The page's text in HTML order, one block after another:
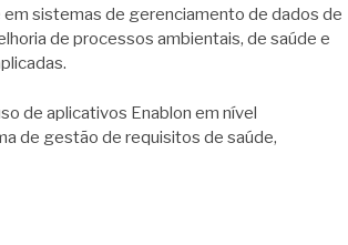
sistemas de gerenciamento de dados de
de processos ambientais, de saúde e
de aplicativos Enablon em nível
de gestão de requisitos de saúde,